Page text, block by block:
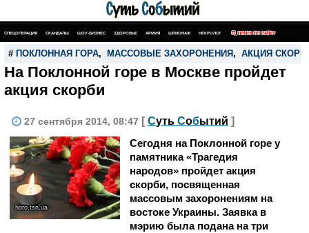
СПЕЦОПЕРАЦИЯ СКАНДАЛЫ ШОУ-БИЗНЕС ЗДОРОВЬЕ АРМИЯ ШПИОНАЖ НЕКРОЛОГ ПОИСК ПО САЙТУ
# ПОКЛОННАЯ ГОРА, МАССОВЫЕ ЗАХОРОНЕНИЯ , АКЦИЯ
На Поклонной горе в Москве пройдет
акция скорби
27 сентября 2014, 08:47 [ Суть Событий ]
horo.tsn.ua
Сегодня на Поклонной горе у
памятника «Трагедия
народов» пройдет акция
скорби, посвященная
массовым захоронениям на
востоке Украины. Заявка в
мэрию была подана на три